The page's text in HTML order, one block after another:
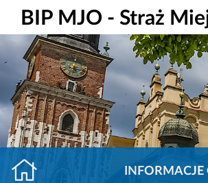
BIP MJO - Straż